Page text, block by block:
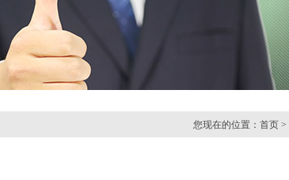
您现在的位置： 首页 >